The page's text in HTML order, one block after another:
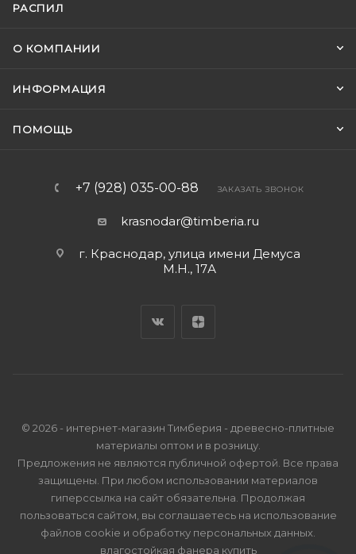
РАСПИЛ
О КОМПАНИИ
ИНФОРМАЦИЯ
ПОМОЩЬ
+7 (928) 035-00-88 ЗАКАЗАТЬ ЗВОНОК
krasnodar@timberia.ru
г. Краснодар, улица имени Демуса
М.Н., 17А
© 2026 - интернет-магазин Тимберия - древесно-плитные
материалы оптом и в розницу.
Предложения не являются публичной офертой. Все права
защищены. При любом использовании материалов
гиперссылка на сайт обязательна. Продолжая
пользоваться сайтом, вы соглашаетесь на использование
файлов cookie и обработку персональных данных
влагостойкая фанера купить